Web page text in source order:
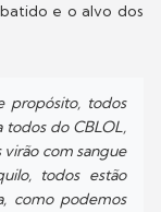
e o alvo dos
propósito, todos
todos do CBLOL,
com sangue
todos estão
como podemos